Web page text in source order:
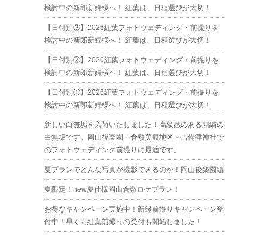
検討中の新郎新婦様へ！ 紅葉は、日程選びが大切！
【日付別③】2026紅葉フォトウェディング・前撮りを
検討中の新郎新婦様へ！ 紅葉は、日程選びが大切！
【日付別②】2026紅葉フォトウェディング・前撮りを
検討中の新郎新婦様へ！ 紅葉は、日程選びが大切！
【日付別①】2026紅葉フォトウェディング・前撮りを
検討中の新郎新婦様へ！ 紅葉は、日程選びが大切！
新しい白無垢を入荷いたしました！高級感のある刺繍の
白無垢です。岡山後楽園・倉敷美観地区・吉備津神社で
のフォトウェディング前撮りに最適です。
夏プランでどんな写真が撮影できるのか！岡山後楽園編
夏限定！new夏仕様岡山倉敷ロケプラン！
お得なキャンペーン実施中！新緑前撮りキャンペーン受
付中！早くも紅葉前撮りの受付も開始しました！